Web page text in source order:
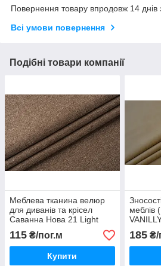
Повернення товару впродовж 14 днів
Всі умови повернення
Подібні товари компанії
Меблева тканина велюр
для диванів та крісел
Саванна Нова 21 Light
Gold тканина для оббивки
меблів
115 ₴/пог.м
Купити
меблів
велюр
185₴/